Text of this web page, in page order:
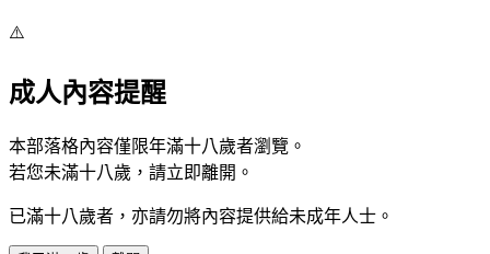
⚠️
成人內容提醒
本部落格內容僅限年滿十八歲者瀏覽。
若您未滿十八歲，請立即離開。
已滿十八歲者，亦請勿將內容提供給未成年人士。